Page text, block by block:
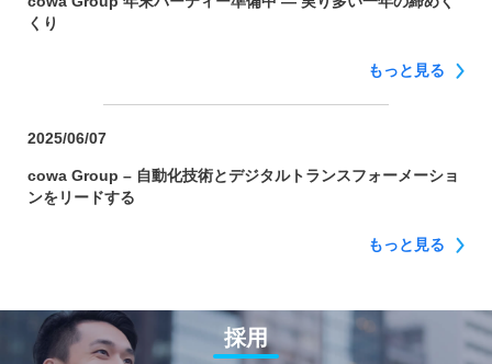
くり
もっと見る
2025/06/07
cowa Group – 自動化技術とデジタルトランスフォーメーショ
ンをリードする
もっと見る
採用